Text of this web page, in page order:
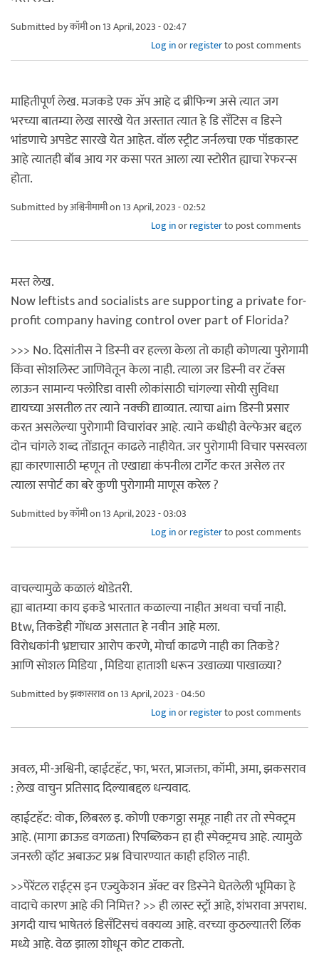
Submitted byकॉमीon 13 April, 2023 - 02:47
Log inorregisterto post comments
माहितीपूर्ण लेख. मजकडे एक अ‍ॅप आहे द ब्रीफिन्ग असे त्यात जग
भरच्या बातम्या लेख सारखे येत अस्तात त्यात हे डि सँटिस व डिस्ने
भांडणाचे अपडेट सारखे येत आहेत. वॉल स्ट्रीट जर्नलचा एक पॉडकास्ट
आहे त्यातही बॉब आय गर कसा परत आला त्या स्टोरीत ह्याचा रेफरन्स
होता.
Submitted byअश्विनीमामीon 13 April, 2023 - 02:52
Log inorregisterto post comments
मस्त लेख.
Now leftists and socialists are supporting a private for-
profit company having control over part of Florida?
>>> No. दिसांतीस ने डिस्नी वर हल्ला केला तो काही कोणत्या पुरोगामी
किंवा सोशलिस्ट जाणिवेतून केला नाही. त्याला जर डिस्नी वर टॅक्स
लाऊन सामान्य फ्लोरिडा वासी लोकांसाठी चांगल्या सोयी सुविधा
द्यायच्या असतील तर त्याने नक्की द्याव्यात. त्याचा aim डिस्नी प्रसार
करत असलेल्या पुरोगामी विचारांवर आहे. त्याने कधीही वेल्फेअर बद्दल
दोन चांगले शब्द तोंडातून काढले नाहीयेत. जर पुरोगामी विचार पसरवला
ह्या कारणासाठी म्हणून तो एखाद्या कंपनीला टार्गेट करत असेल तर
त्याला सपोर्ट का बरे कुणी पुरोगामी माणूस करेल ?
Submitted byकॉमीon 13 April, 2023 - 03:03
Log inorregisterto post comments
वाचल्यामुळे कळालं थोडेतरी.
ह्या बातम्या काय इकडे भारतात कळाल्या नाहीत अथवा चर्चा नाही.
Btw, तिकडेही गोंधळ असतात हे नवीन आहे मला.
विरोधकांनी भ्रष्टाचार आरोप करणे, मोर्चा काढणे नाही का तिकडे?
आणि सोशल मिडिया , मिडिया हाताशी धरून उखाळ्या पाखाळ्या?
Submitted byझकासरावon 13 April, 2023 - 04:50
Log inorregisterto post comments
अवल, मी-अश्विनी, व्हाईटहॅट, फा, भरत, प्राजक्ता, कॉमी, अमा, झकसराव
: ले़ख वाचुन प्रतिसाद दिल्याबद्दल धन्यवाद.
व्हाईटहॅट: वोक, लिबरल इ. कोणी एकगठ्ठा समूह नाही तर तो स्पेक्ट्रम
आहे. (मागा क्राऊड वगळता) रिपब्लिकन हा ही स्पेक्ट्रमच आहे. त्यामुळे
जनरली व्हॉट अबाऊट प्रश्न विचारण्यात काही हशिल नाही.
>>पेरेंटल राईट्स इन एज्युकेशन अ‍ॅक्ट वर डिस्नेने घेतलेली भूमिका हे
वादाचे कारण आहे की निमित्त? >> ही लास्ट स्ट्रॉ आहे, शंभरावा अपराध.
अगदी याच भाषेतलं डिसँटिसचं वक्यव्य आहे. वरच्या कुठल्यातरी लिंक
मध्ये आहे. वेळ झाला शोधून कोट टाकतो.